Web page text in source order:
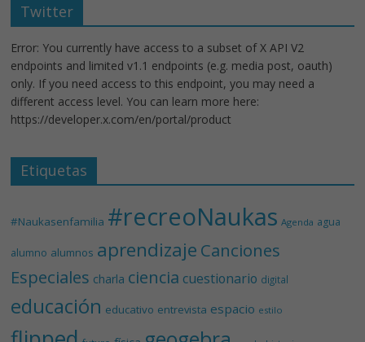
Twitter
Error: You currently have access to a subset of X API V2
endpoints and limited v1.1 endpoints (e.g. media post, oauth)
only. If you need access to this endpoint, you may need a
different access level. You can learn more here:
https://developer.x.com/en/portal/product
Etiquetas
#Naukasenfamilia #recreoNaukas Agenda agua
alumno alumnos aprendizaje Canciones
Especiales charla ciencia cuestionario digital
educación educativo entrevista espacio estilo